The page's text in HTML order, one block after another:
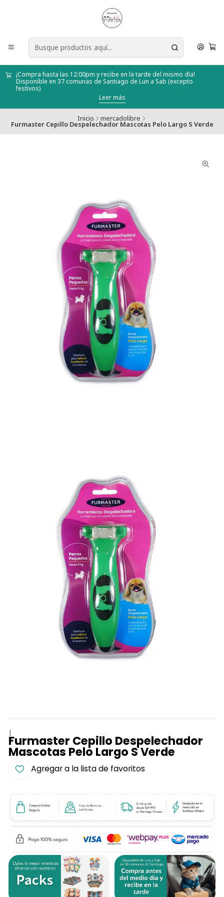
¡Compra hasta las 12:00pm y recibe en la tarde del mismo día!
Disponible en 37 comunas de Santiago de Lun a Sab (excepto
festivos)
Leer más
Inicio mercadolibre
Furmaster Cepillo Despelechador Mascotas Pelo Largo S Verde
|
Furmaster Cepillo Despelechador
Mascotas Pelo Largo S Verde
Agregar a la lista de favoritos